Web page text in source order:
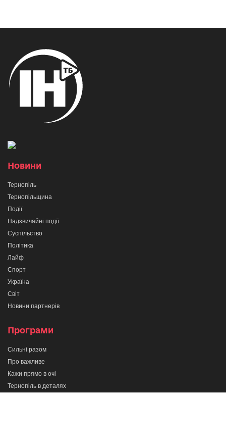
Новини
Тернопіль
Тернопільщина
Події
Надзвичайні події
Суспільство
Політика
Лайф
Спорт
Україна
Світ
Новини партнерів
Програми
Сильні разом
Про важливе
Кажи прямо в очі
Тернопіль в деталях